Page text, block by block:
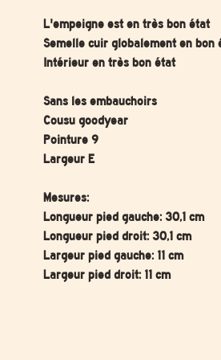
L'empeigne est en très bon état
Semelle cuir globalement en
Intérieur en très bon état
Sans les embauchoirs
Cousu goodyear
Pointure 9
Largeur E
Mesures:
Longueur pied gauche: 30,1 cm
Longueur pied droit: 30,1 cm
Largeur pied gauche: 11 cm
Largeur pied droit: 11 cm